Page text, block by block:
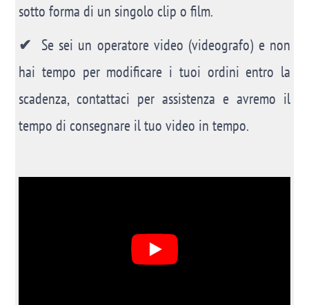
sotto forma di un singolo clip o film.
✔ Se sei un operatore video (videografo) e non
hai tempo per modificare i tuoi ordini entro la
scadenza, contattaci per assistenza e avremo il
tempo di consegnare il tuo video in tempo.